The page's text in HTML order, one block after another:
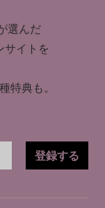
選んだ
サイトを
特典も。
登録する